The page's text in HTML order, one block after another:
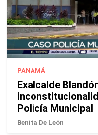
PANAMÁ
Exalcalde
Policía Municipal
Benita De León